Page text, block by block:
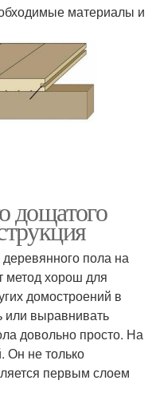
материалы и
дощатого
пола на
метод хорош для
домостроений в
или выравнивать
довольно просто. На
Он не только
первым слоем